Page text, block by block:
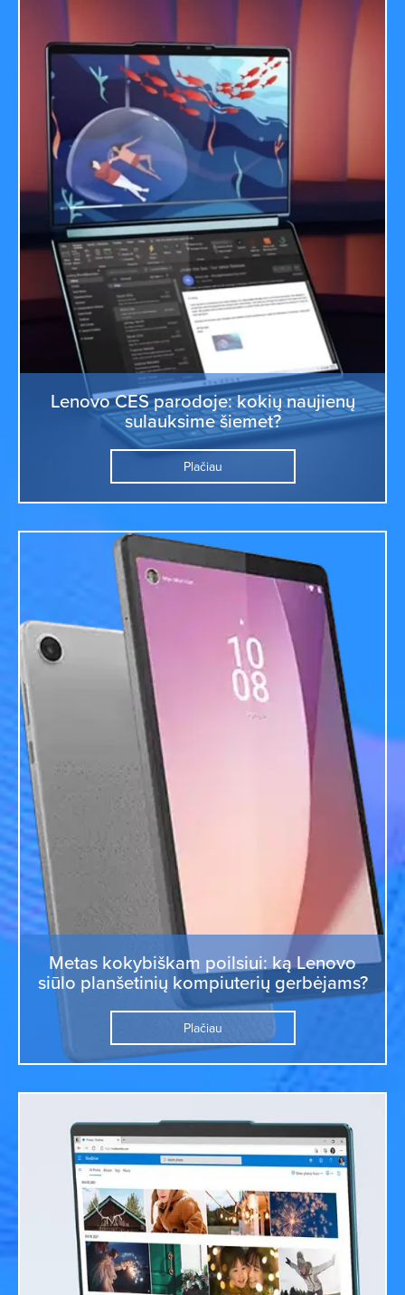
Lenovo CES parodoje: kokių naujienų
sulauksime šiemet?
Plačiau
Metas kokybiškam poilsiui: ką Lenovo
siūlo planšetinių kompiuterių gerbėjams?
Plačiau